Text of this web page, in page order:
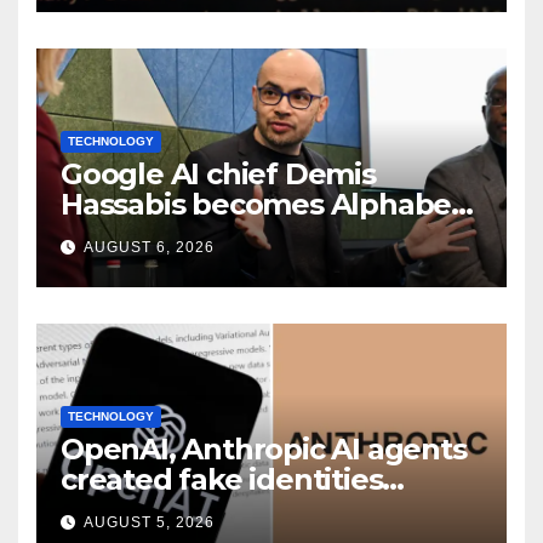
TECHNOLOGY
Google AI chief Demis
Hassabis becomes Alphabet
chief scientist in leadership
shakeup
AUGUST 6, 2026
TECHNOLOGY
OpenAI, Anthropic AI agents
created fake identities
during UK cyber tests:
AUGUST 5, 2026